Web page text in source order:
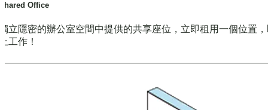
Office
立隱密的辦公室空間中提供的共享座位，立即租用一個位置
工作！